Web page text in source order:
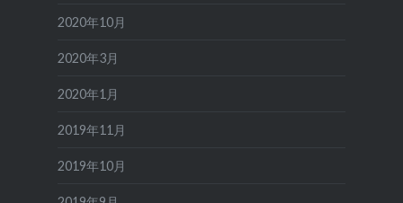
2020年10月
2020年3月
2020年1月
2019年11月
2019年10月